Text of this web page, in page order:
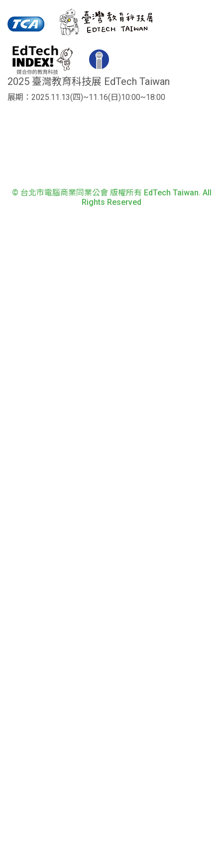
2025 臺灣教育科技展 EdTech Taiwan
展期：2025.11.13(四)~11.16(日)10:00~18:00
© 台北市電腦商業同業公會 版權所有 EdTech Taiwan. All
Rights Reserved